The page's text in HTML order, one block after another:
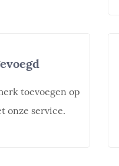
toevoegen op
onze service.